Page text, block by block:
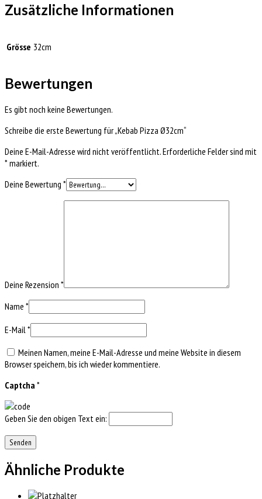
Zusätzliche Informationen
Grösse 32cm
Bewertungen
Es gibt noch keine Bewertungen.
Schreibe die erste Bewertung für „Kebab Pizza Ø32cm“
Deine E-Mail-Adresse wird nicht veröffentlicht.Erforderliche Felder sind mit
*markiert.
Deine Bewertung *
Deine Rezension *
Name *
E-Mail*
Meinen Namen, meine E-Mail-Adresse und meine Website in diesem
Browser speichern, bis ich wieder kommentiere.
Captcha *
Geben Sie den obigen Text ein:
Ähnliche Produkte